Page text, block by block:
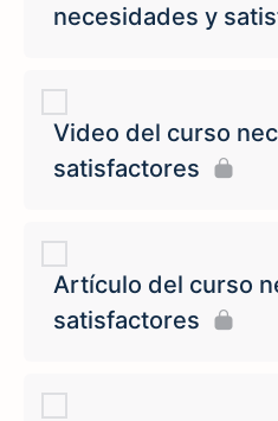
necesidades y
Video del curso
satisfactores
Artículo del curso
satisfactores